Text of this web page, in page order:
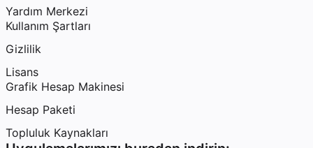
Yardım Merkezi
Kullanım Şartları
Gizlilik
Lisans
Grafik Hesap Makinesi
Hesap Paketi
Topluluk Kaynakları